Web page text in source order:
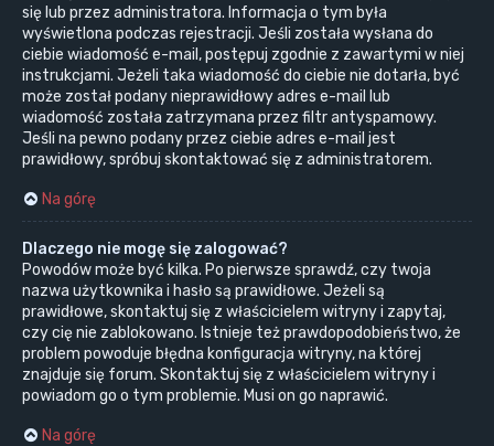
się lub przez administratora. Informacja o tym była
wyświetlona podczas rejestracji. Jeśli została wysłana do
ciebie wiadomość e-mail, postępuj zgodnie z zawartymi w niej
instrukcjami. Jeżeli taka wiadomość do ciebie nie dotarła, być
może został podany nieprawidłowy adres e-mail lub
wiadomość została zatrzymana przez filtr antyspamowy.
Jeśli na pewno podany przez ciebie adres e-mail jest
prawidłowy, spróbuj skontaktować się z administratorem.
Na górę
Dlaczego nie mogę się zalogować?
Powodów może być kilka. Po pierwsze sprawdź, czy twoja
nazwa użytkownika i hasło są prawidłowe. Jeżeli są
prawidłowe, skontaktuj się z właścicielem witryny i zapytaj,
czy cię nie zablokowano. Istnieje też prawdopodobieństwo, że
problem powoduje błędna konfiguracja witryny, na której
znajduje się forum. Skontaktuj się z właścicielem witryny i
powiadom go o tym problemie. Musi on go naprawić.
Na górę